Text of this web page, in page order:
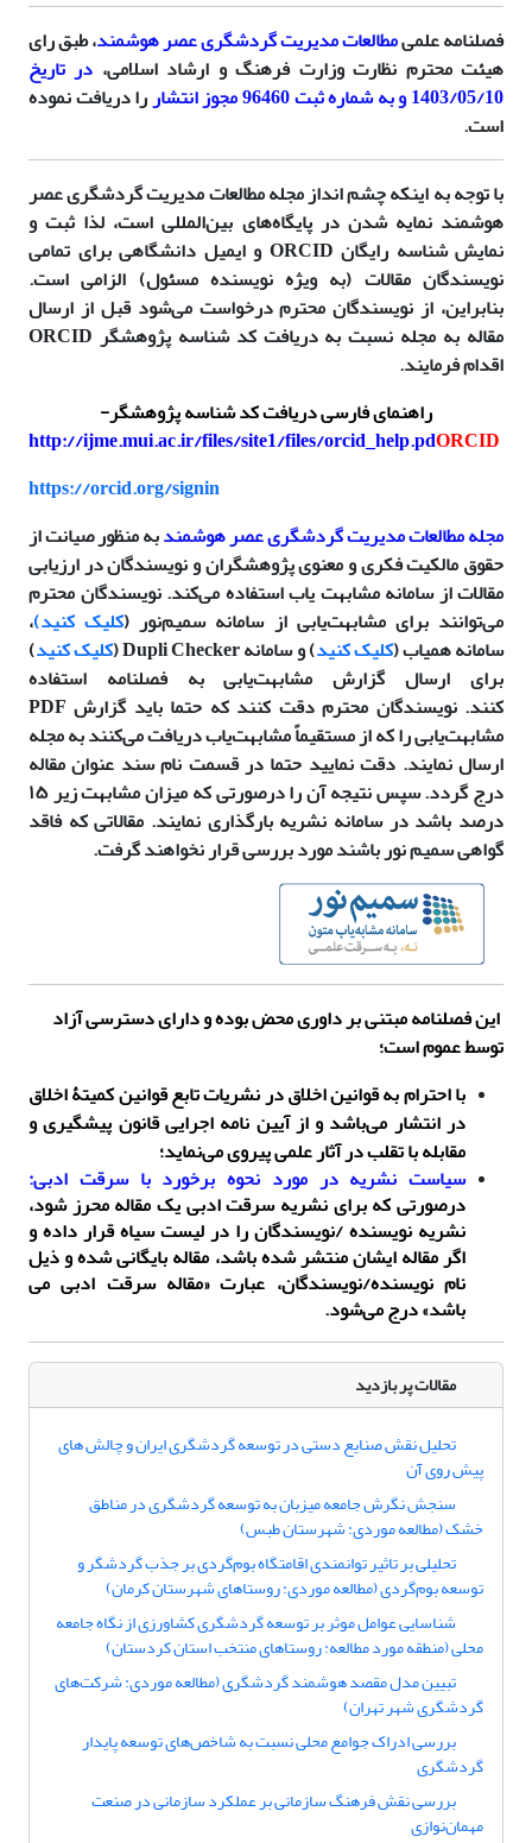
فصلنامه علمیمطالعات مدیریت گردشگری عصر هوشمند، طبق رای
هیئت محترم نظارت وزارت فرهنگ و ارشاد اسلامی، در تاریخ
1403/05/10 و به شماره ثبت 96460 مجوز انتشار
را دریافت نموده
است.
با توجه به اینکه چشم انداز مجله مطالعات مدیریت گردشگری عصر
هوشمند نمایه شدن در پایگاه‌های بین‌المللی است، لذا ثبت و
نمایش شناسه رایگان ORCID
و ایمیل دانشگاهی برای تمامی
نویسندگان مقالات (به ویژه نویسنده مسئول) الزامی است.
بنابراین، از نویسندگان محترم درخواست می‌شود قبل از ارسال
مقاله به مجله نسبت به دریافت کد شناسه پژوهشگر ORCID
اقدام فرمایند.
راهنمای فارسی دریافت کد شناسه پژوهشگر-
http://ijme.mui.ac.ir/files/site1/files/orcid_help.pdORCID
https://orcid.org/signin
مجله مطالعات مدیریت گردشگری عصر هوشمندبه منظور صیانت از
حقوق مالکیت فکری و معنوی پژوهشگران و نویسندگان در ارزیابی
مقالات از سامانه مشابهت یاب استفاده می‌کند. نویسندگان محترم
می‌توانند برای مشابهت‌یابی از سامانه سمیم‌نور (کلیک کنید)،
سامانه همیاب(کلیک کنید) و سامانه Dupli Checker ( کلیک کنید)
برای ارسال گزارش مشابهت‌یابی به فصلنامه استفاده
کنند. نویسندگان محترم دقت کنند که حتما باید گزارش PDF
مشابهت‌یابی را که از مستقیماً مشابهت‌یاب دریافت می‌‌کنند به مجله
ارسال نمایند. دقت نمایید حتما در قسمت نام سند عنوان مقاله
درج گردد. سپس نتیجه آن را درصورتی‌ که میزان مشابهت زیر ۱۵
درصد باشد در سامانه نشریه بارگذاری نمایند. مقالاتی که فاقد
گواهی سمیم نور باشند مورد بررسی قرار نخواهند گرفت.
این فصلنامه مبتنی بر داوری محض بوده و دارای دسترسی آزاد
توسط عموماست؛
با احترام به قوانین اخلاق در نشریات تابع قوانین کمیتۀ اخلاق
در انتشار می‌باشد و از آیین نامه اجرایی قانون پیشگیری و
مقابله با تقلب در آثار علمی پیروی می‌نماید؛
سیاست نشریه در مورد نحوه برخورد با سرقت ادبی:
درصورتی که برای نشریه سرقت ادبی یک مقاله محرز شود،
نشریه نویسنده /نویسندگان را در لیست سیاه قرار داده و
اگر مقاله ایشان منتشر شده باشد، مقاله بایگانی شده و ذیل
نام نویسنده/نویسندگان، عبارت «مقاله سرقت ادبی می
باشد» درج می‌شود.
مقالات پر بازدید
تحلیل نقش صنایع دستی در توسعه گردشگری ایران و چالش های
پیش روی آن
سنجش نگرش جامعه میزبان به توسعه‌ گردشگری در مناطق
خشک (مطالعه موردی: شهرستان طبس)
تحلیلی بر تاثیر توانمندی اقامتگاه بوم‌گردی بر جذب گردشگر و
توسعه بوم‌گردی (مطالعه موردی: روستاهای شهرستان کرمان)
شناسایی عوامل موثر بر توسعه گردشگری کشاورزی از نگاه جامعه
محلی (منطقه مورد مطالعه: روستاهای منتخب استان کردستان)
تبیین مدل مقصد هوشمند گردشگری (مطالعه موردی: شرکت‌های
گردشگری شهر تهران)
بررسی ادراک جوامع محلی نسبت به شاخص‌های توسعه پایدار
گردشگری
بررسی نقش فرهنگ سازمانی بر عملکرد سازمانی در صنعت
مهمان‌نوازی